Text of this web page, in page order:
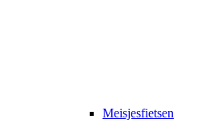
Meisjesfietsen